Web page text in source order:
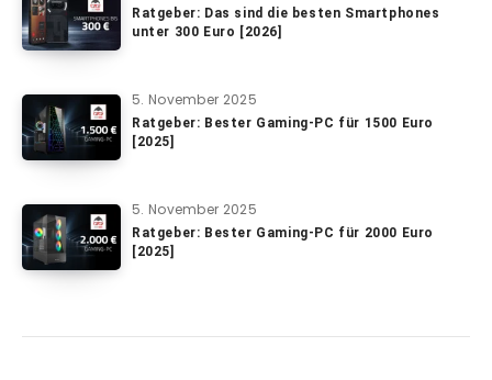
Ratgeber: Das sind die besten Smartphones
unter 300 Euro [2026]
5. November 2025
Ratgeber: Bester Gaming-PC für 1500 Euro
[2025]
5. November 2025
Ratgeber: Bester Gaming-PC für 2000 Euro
[2025]